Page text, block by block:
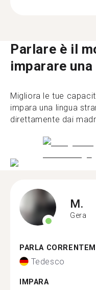
Parlare è il
imparare
Migliora le tue
impara una lingua
direttamente dai
M.
Gera
PARLA
Tedesco
IMPARA